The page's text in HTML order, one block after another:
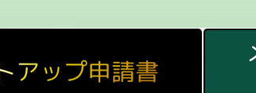
アップ申請書